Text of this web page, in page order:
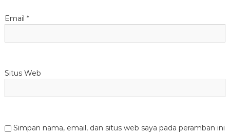
Email *
Situs Web
Simpan nama, email, dan situs web saya pada peramban ini